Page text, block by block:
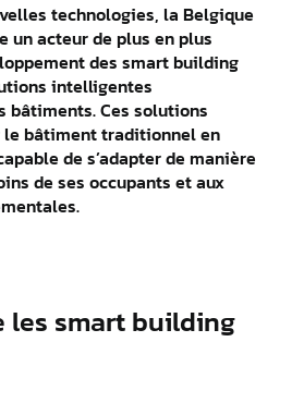
technologies, la Belgique
un acteur de plus en plus
des smart building
intelligentes
bâtiments. Ces solutions
bâtiment traditionnel en
de s’adapter de manière
de ses occupants et aux
les smart building